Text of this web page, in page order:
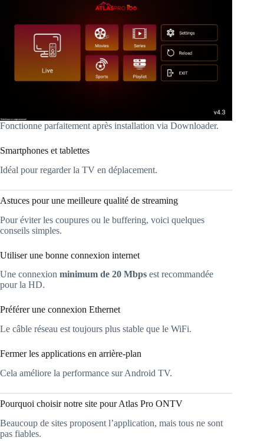
Fonctionne parfaitement après installation via Downloader.
Smartphones et tablettes
Idéal pour regarder la TV en déplacement.
Astuces pour une meilleure qualité de streaming
Pour éviter les coupures ou le buffering, voici quelques
conseils simples.
Utiliser une bonne connexion internet
Une connexion minimum de 20 Mbps est recommandée
pour la HD.
Préférer une connexion Ethernet
Le câble réseau est toujours plus stable que le WiFi.
Fermer les applications en arrière-plan
Cela améliore la performance sur Android TV.
Pourquoi choisir notre site pour Atlas Pro ONTV
Beaucoup de sites proposent l’application, mais tous ne sont
pas fiables.